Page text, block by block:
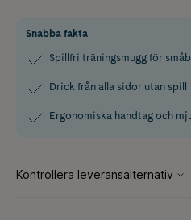
Snabba fakta
Spillfri träningsmugg för
Drick från alla sidor utan spill
Ergonomiska handtag och